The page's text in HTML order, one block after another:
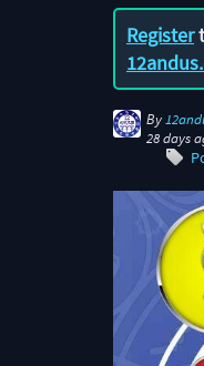
Register
By
28 days